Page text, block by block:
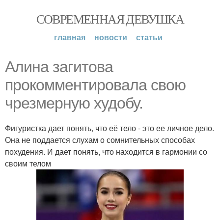
СОВРЕМЕННАЯ ДЕВУШКА
главная новости статьи
Алина загитова
прокомментировала свою
чрезмерную худобу.
Фигуристка дает понять, что её тело - это ее личное дело.
Она не поддается слухам о сомнительных способах
похудения. И дает понять, что находится в гармонии со
своим телом